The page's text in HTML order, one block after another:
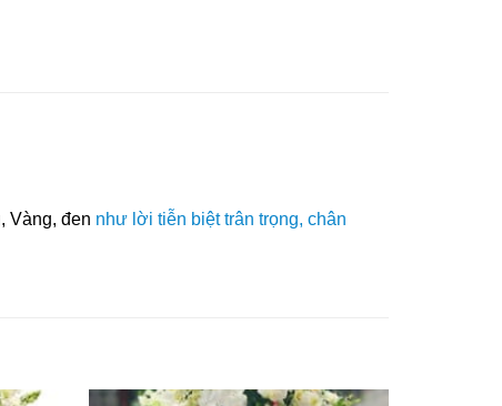
Vàng, đen như lời tiễn biệt trân trọng, chân